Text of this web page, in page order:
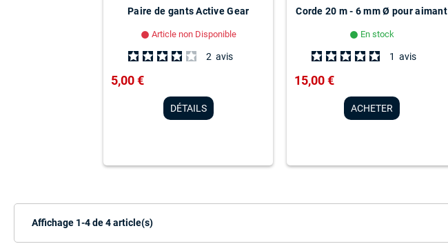
Paire de gants Active Gear
lens Article non Disponible
2 avis
5,00 €
DÉTAILS
Corde 20 m - 6 mm Ø pour aimant
lens En stock
1 avis
15,00 €
ACHETER
Affichage 1-4 de 4 article(s)